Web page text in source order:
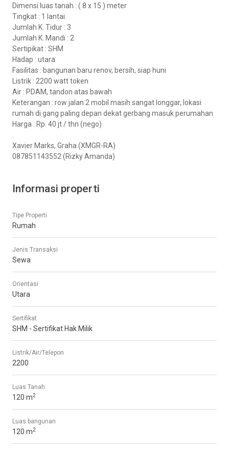
Dimensi luas tanah : ( 8 x 15 ) meter
Tingkat : 1 lantai.
Jumlah K. Tidur : 3
Jumlah K. Mandi : 2
Sertipikat : SHM
Hadap : utara
Fasilitas : bangunan baru renov, bersih, siap huni
Listrik : 2200 watt token
Air : PDAM, tandon atas bawah
Keterangan : row jalan 2 mobil masih sangat longgar, lokasi
rumah di gang paling depan dekat gerbang masuk perumahan
Harga : Rp. 40 jt / thn (nego)
Xavier Marks, Graha (XMGR-RA)
087851143552 (Rizky Amanda)
Informasi properti
Tipe Properti
Rumah
Jenis Transaksi
Sewa
Orientasi
Utara
Sertifikat
SHM - Sertifikat Hak Milik
Listrik/Air/Telepon
2200
Luas Tanah
120 m2
Luas bangunan
120 m2